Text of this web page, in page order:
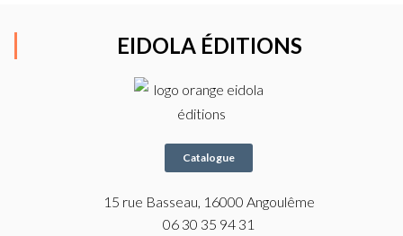
EIDOLA ÉDITIONS
Catalogue
15 rue Basseau, 16000 Angoulême
06 30 35 94 31